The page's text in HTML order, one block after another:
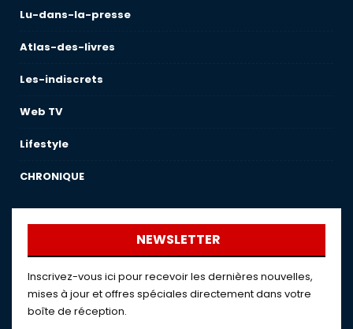
Lu-dans-la-presse
Atlas-des-livres
Les-indiscrets
Web TV
Lifestyle
CHRONIQUE
NEWSLETTER
Inscrivez-vous ici pour recevoir les dernières nouvelles,
mises à jour et offres spéciales directement dans votre
boîte de réception.